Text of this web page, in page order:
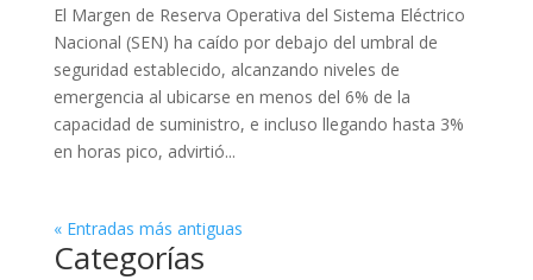
El Margen de Reserva Operativa del Sistema Eléctrico
Nacional (SEN) ha caído por debajo del umbral de
seguridad establecido, alcanzando niveles de
emergencia al ubicarse en menos del 6% de la
capacidad de suministro, e incluso llegando hasta 3%
en horas pico, advirtió...
« Entradas más antiguas
Categorías